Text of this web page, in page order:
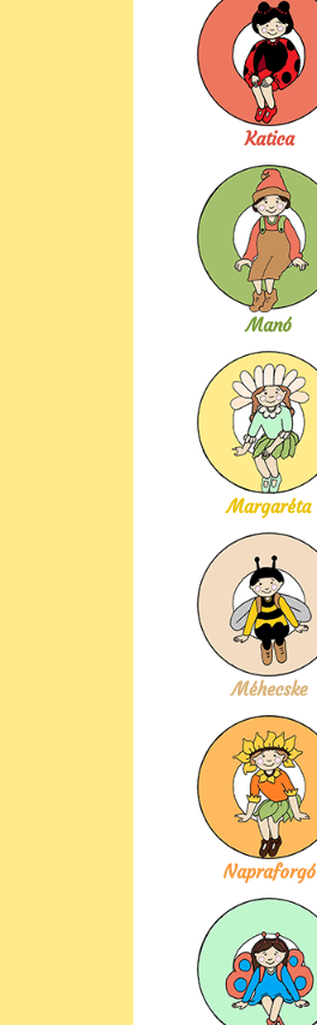
Katica
Manó
Margaréta
Méhecske
Napraforgó